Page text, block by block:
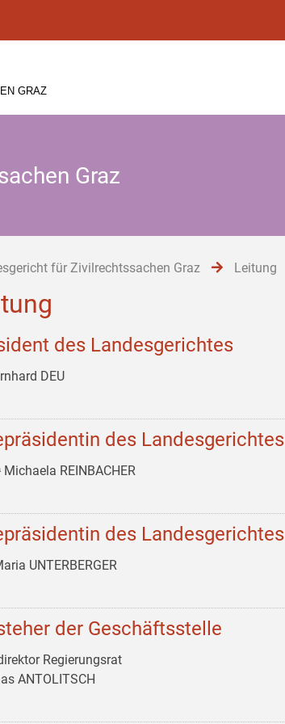
GRAZ
Graz
für Zivilrechtssachen Graz Leitung
des Landesgerichtes
DEU
des Landesgerichtes
Michaela REINBACHER
des Landesgerichtes
UNTERBERGER
der Geschäftsstelle
Regierungsrat
ANTOLITSCH